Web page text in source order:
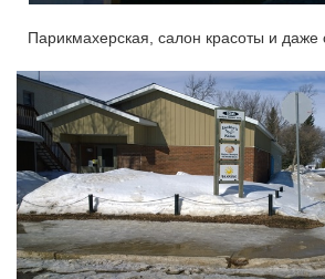
Парикмахерская, салон красоты и даже